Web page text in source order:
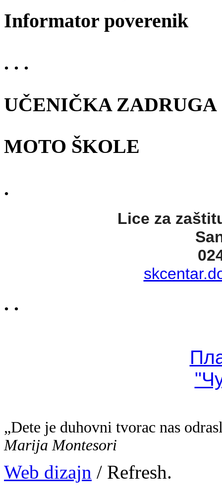
Informator poverenik
. . .
UČENIČKA ZADRUGA
MOTO ŠKOLE
.
Lice za
. .
„Dete je duhovni tvorac nas
Marija Montesori
Web dizajn / Refresh.